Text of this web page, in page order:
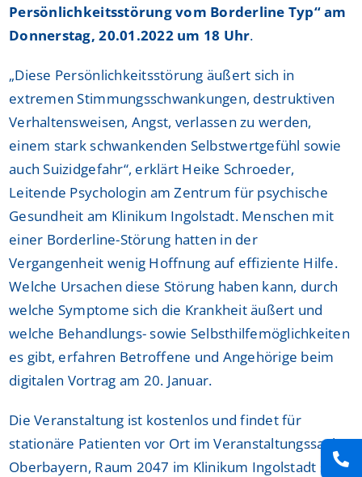
Persönlichkeitsstörung vom Borderline Typ“ am
Donnerstag, 20.01.2022 um 18 Uhr.
„Diese Persönlichkeitsstörung äußert sich in
extremen Stimmungsschwankungen, destruktiven
Verhaltensweisen, Angst, verlassen zu werden,
einem stark schwankenden Selbstwertgefühl sowie
auch Suizidgefahr“, erklärt Heike Schroeder,
Leitende Psychologin am Zentrum für psychische
Gesundheit am Klinikum Ingolstadt. Menschen mit
einer Borderline-Störung hatten in der
Vergangenheit wenig Hoffnung auf effiziente Hilfe.
Welche Ursachen diese Störung haben kann, durch
welche Symptome sich die Krankheit äußert und
welche Behandlungs- sowie Selbsthilfemöglichkeiten
es gibt, erfahren Betroffene und Angehörige beim
digitalen Vortrag am 20. Januar.
Die Veranstaltung ist kostenlos und findet für
stationäre Patienten vor Ort im Veranstaltungssaal
Oberbayern, Raum 2047 im Klinikum Ingolstadt statt.